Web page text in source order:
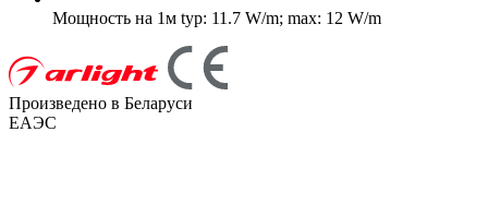
Мощность на 1м typ: 11.7 W/m; max: 12 W/m
Произведено в Беларуси
ЕАЭС